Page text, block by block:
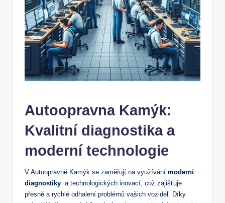
Autoopravna⁢ Kamýk:
Kvalitní diagnostika a
moderní⁤ technologie
V Autoopravně Kamýk se zaměřují na využívání moderní
diagnostiky ‍ a technologických‌ inovací, což zajišťuje⁤
přesně a‍ rychlé odhalení problémů vašich vozidel. ‍Díky